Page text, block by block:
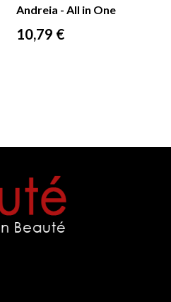
Andreia - All in One
Prix
10,79 €